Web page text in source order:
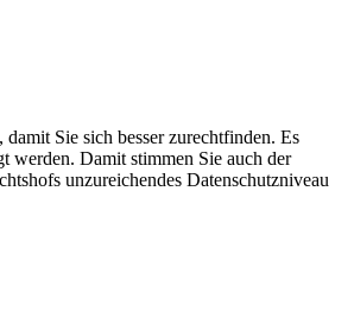
Sie sich besser zurechtfinden. Es
werden. Damit stimmen Sie auch der
unzureichendes Datenschutzniveau